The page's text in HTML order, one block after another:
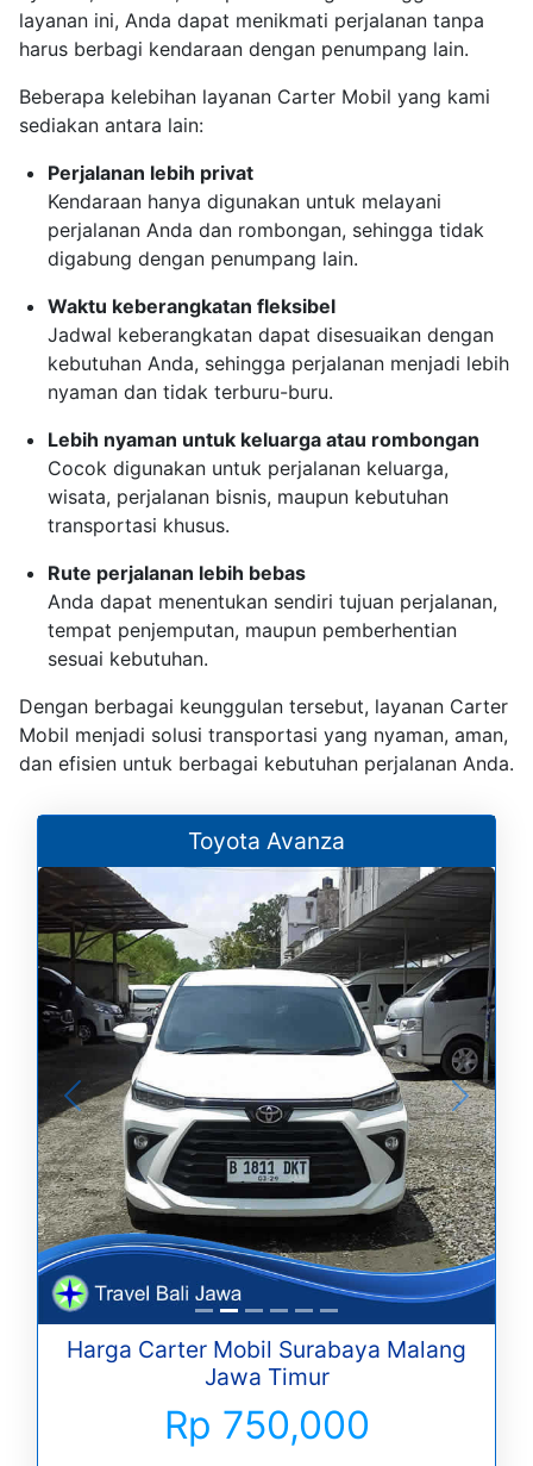
layanan ini, Anda dapat menikmati perjalanan tanpa
harus berbagi kendaraan dengan penumpang lain.
Beberapa kelebihan layanan Carter Mobil yang kami
sediakan antara lain:
Perjalanan lebih privat
Kendaraan hanya digunakan untuk melayani
perjalanan Anda dan rombongan, sehingga tidak
digabung dengan penumpang lain.
Waktu keberangkatan fleksibel
Jadwal keberangkatan dapat disesuaikan dengan
kebutuhan Anda, sehingga perjalanan menjadi lebih
nyaman dan tidak terburu-buru.
Lebih nyaman untuk keluarga atau rombongan
Cocok digunakan untuk perjalanan keluarga,
wisata, perjalanan bisnis, maupun kebutuhan
transportasi khusus.
Rute perjalanan lebih bebas
Anda dapat menentukan sendiri tujuan perjalanan,
tempat penjemputan, maupun pemberhentian
sesuai kebutuhan.
Dengan berbagai keunggulan tersebut, layanan Carter
Mobil menjadi solusi transportasi yang nyaman, aman,
dan efisien untuk berbagai kebutuhan perjalanan Anda.
Toyota Avanza
Harga Carter Mobil Surabaya Malang
Jawa Timur
Rp 750,000